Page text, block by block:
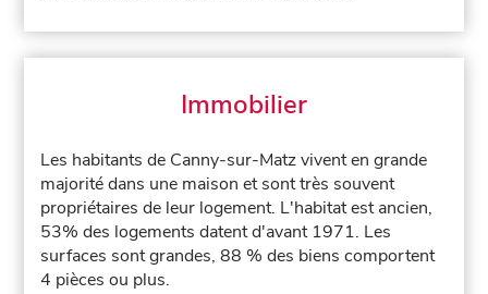
Immobilier
Les habitants de Canny-sur-Matz vivent en grande
majorité dans une maison et sont très souvent
propriétaires de leur logement. L'habitat est ancien,
53% des logements datent d'avant 1971. Les
surfaces sont grandes, 88 % des biens comportent
4 pièces ou plus.